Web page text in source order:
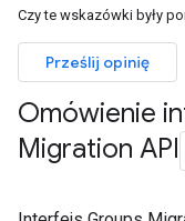
Czy te wskazówki były
Prześlij opinię
Omówienie
Migration API